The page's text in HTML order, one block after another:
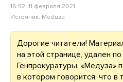
16:52, 11 февраля 2021
Источник: Meduza
Дорогие читатели!
на этой странице, удален
Генпрокуратуры. «Медуза»
в котором говорится, что в